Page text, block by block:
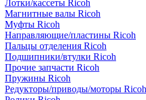
Лотки/кассеты Ricoh
Магнитные валы Ricoh
Муфты Ricoh
Направляющие/пластины Ricoh
Пальцы отделения Ricoh
Подшипники/втулки Ricoh
Прочие запчасти Ricoh
Пружины Ricoh
Редукторы/приводы/моторы Ricoh